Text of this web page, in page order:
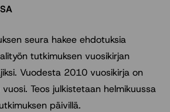
seura hakee ehdotuksia
tutkimuksen vuosikirjan
Vuodesta 2010 vuosikirja on
Teos julkistetaan helmikuussa
päivillä.